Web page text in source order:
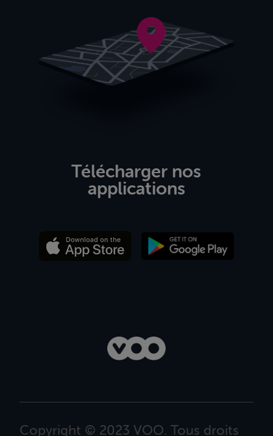
Télécharger nos
applications
Copyright © 2023 VOO. Tous droits